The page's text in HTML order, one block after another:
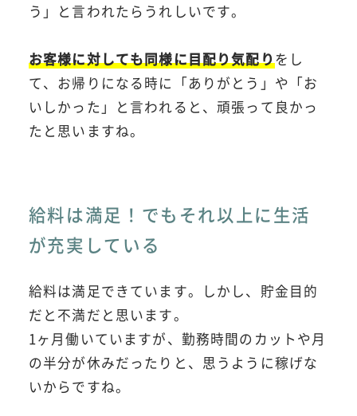
う」と言われたらうれしいです。
お客様に対しても同様に目配り気配りをし
て、お帰りになる時に「ありがとう」や「お
いしかった」と言われると、頑張って良かっ
たと思いますね。
給料は満足！でもそれ以上に生活
が充実している
給料は満足できています。しかし、貯金目的
だと不満だと思います。
1ヶ月働いていますが、勤務時間のカットや月
の半分が休みだったりと、思うように稼げな
いからですね。